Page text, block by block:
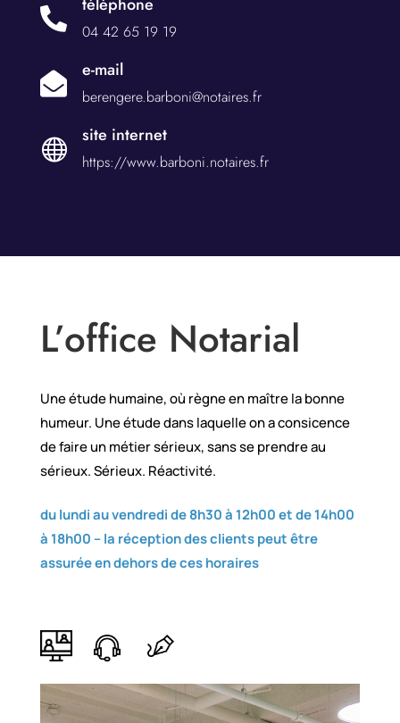
 04 42 65 19 19

e-mail
berengere.barboni@notaires.fr

site internet
https://www.barboni.notaires.fr
L’office Notarial
Une étude humaine, où règne en maître la bonne
humeur. Une étude dans laquelle on a consicence
de faire un métier sérieux, sans se prendre au
sérieux. Sérieux. Réactivité.
du lundi au vendredi de 8h30 à 12h00 et de 14h00
à 18h00 –la réception des clients peut être
assurée en dehors de ces horaires